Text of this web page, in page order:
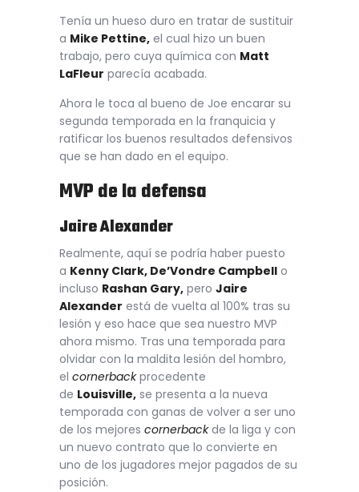
Tenía un hueso duro en tratar de sustituir
a Mike Pettine, el cual hizo un buen
trabajo, pero cuya química con Matt
LaFleur parecía acabada.
Ahora le toca al bueno de Joe encarar su
segunda temporada en la franquicia y
ratificar los buenos resultados defensivos
que se han dado en el equipo.
MVP de la defensa
Jaire Alexander
Realmente, aquí se podría haber puesto
a Kenny Clark, De’Vondre Campbell o
incluso Rashan Gary, pero Jaire
Alexander está de vuelta al 100% tras su
lesión y eso hace que sea nuestro MVP
ahora mismo. Tras una temporada para
olvidar con la maldita lesión del hombro,
el cornerbackprocedente
de Louisville, se presenta a la nueva
temporada con ganas de volver a ser uno
de los mejores cornerbackde la liga y con
un nuevo contrato que lo convierte en
uno de los jugadores mejor pagados de su
posición.